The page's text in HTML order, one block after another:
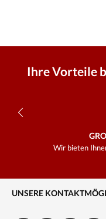
Ihre Vorteile
Wir bieten
UNSERE